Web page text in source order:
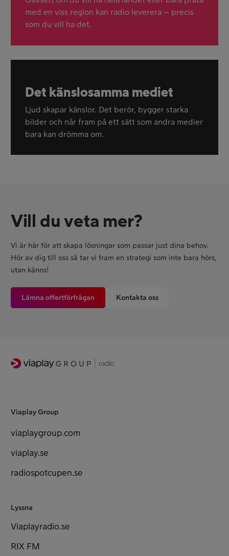
Det känslosamma mediet
Ljud skapar känslor. Det berör, bygger starka
bilder och når fram på ett sätt som andra medier
bara kan drömma om.
med en viss region kan radio leverera – precis
som du vill ha det.
Vill du veta mer?
Vi är här för att skapa lösningar som passar just dina behov.
Hör av dig till oss så tar vi fram en strategi som inte bara hörs,
utan känns!
Lämna offertförfrågan Kontakta oss
Viaplay Group
viaplaygroup.com
viaplay.se
radiospotcupen.se
Lyssna
Viaplayradio.se
RIX FM